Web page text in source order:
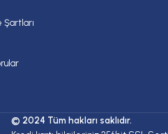
© 2024 Tüm hakları saklıdır.